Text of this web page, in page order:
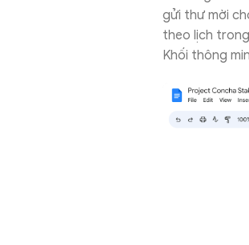
gửi thư mời
theo lịch
Khối thông